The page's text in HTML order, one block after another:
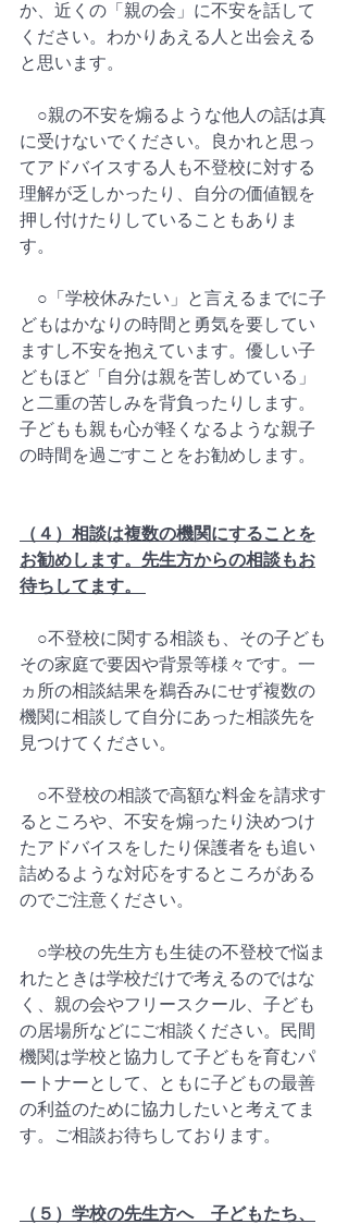
か、近くの「親の会」に不安を話して
ください。わかりあえる人と出会える
と思います。
○親の不安を煽るような他人の話は真
に受けないでください。良かれと思っ
てアドバイスする人も不登校に対する
理解が乏しかったり、自分の価値観を
押し付けたりしていることもありま
す。
○「学校休みたい」と言えるまでに子
どもはかなりの時間と勇気を要してい
ますし不安を抱えています。優しい子
どもほど「自分は親を苦しめている」
と二重の苦しみを背負ったりします。
子どもも親も心が軽くなるような親子
の時間を過ごすことをお勧めします。
（４）相談は複数の機関にすることを
お勧めします。先生方からの相談もお
待ちしてます。
○不登校に関する相談も、その子ども
その家庭で要因や背景等様々です。一
ヵ所の相談結果を鵜呑みにせず複数の
機関に相談して自分にあった相談先を
見つけてください。
○不登校の相談で高額な料金を請求す
るところや、不安を煽ったり決めつけ
たアドバイスをしたり保護者をも追い
詰めるような対応をするところがある
のでご注意ください。
○学校の先生方も生徒の不登校で悩ま
れたときは学校だけで考えるのではな
く、親の会やフリースクール、子ども
の居場所などにご相談ください。民間
機関は学校と協力して子どもを育むパ
ートナーとして、ともに子どもの最善
の利益のために協力したいと考えてま
す。ご相談お待ちしております。
（５）学校の先生方へ　子どもたち、